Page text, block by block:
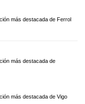
más destacada de Ferrol
más destacada de
más destacada de Vigo